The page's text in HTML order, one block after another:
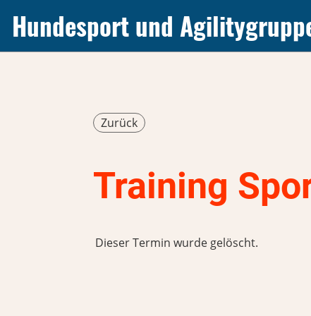
Hundesport und
Zurück
Training
Dieser Termin wurde gelöscht.